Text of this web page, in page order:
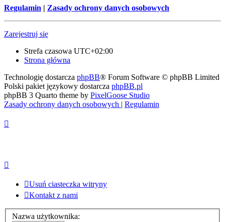
Regulamin | Zasady ochrony danych osobowych
Zarejestruj się
Strefa czasowa UTC+02:00
Strona główna
Technologię dostarcza phpBB® Forum Software © phpBB Limited
Polski pakiet językowy dostarcza phpBB.pl
phpBB 3 Quarto theme by PixelGoose Studio
Zasady ochrony danych osobowych | Regulamin
Usuń ciasteczka witryny
Kontakt z nami
Nazwa użytkownika: